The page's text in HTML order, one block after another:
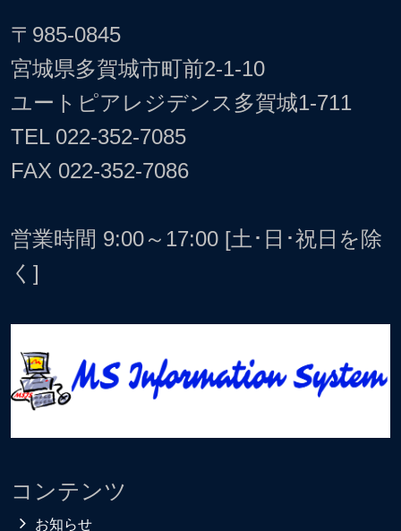
〒985-0845
宮城県多賀城市町前2-1-10
ユートピアレジデンス多賀城1-711
TEL 022-352-7085
FAX 022-352-7086
営業時間 9:00～17:00 [土･日･祝日を除
く]
コンテンツ
お知らせ